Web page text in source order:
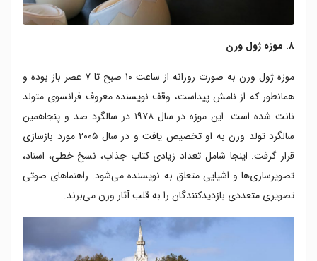
۸. موزه ژول ورن
موزه ژول ورن به صورت روزانه از ساعت ۱۰ صبح تا ۷ عصر باز بوده و
همانطور که از نامش پیداست، وقف نویسنده معروف فرانسوی متولد
نانت شده است. این موزه در سال ۱۹۷۸ در سالگرد صد و پنجاهمین
سالگرد تولد ورن به او تخصیص یافت و در سال ۲۰۰۵ مورد بازسازی
قرار گرفت. اینجا شامل تعداد زیادی کتاب جذاب، نسخ خطی، اسناد،
تصویرسازی‌ها و اشیایی متعلق به نویسنده می‌شود. راهنماهای صوتی
تصویری متعددی بازدیدکنندگان را به قلب آثار ورن می‌برند.